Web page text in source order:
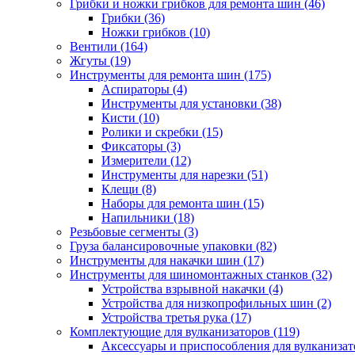
Грибки и ножки грибков для ремонта шин (46)
Грибки (36)
Ножки грибков (10)
Вентили (164)
Жгуты (19)
Инструменты для ремонта шин (175)
Аспираторы (4)
Инструменты для установки (38)
Кисти (10)
Ролики и скребки (15)
Фиксаторы (3)
Измерители (12)
Инструменты для нарезки (51)
Клещи (8)
Наборы для ремонта шин (15)
Напильники (18)
Резьбовые сегменты (3)
Груза балансировочные упаковки (82)
Инструменты для накачки шин (17)
Инструменты для шиномонтажных станков (32)
Устройства взрывной накачки (4)
Устройства для низкопрофильных шин (2)
Устройства третья рука (17)
Комплектующие для вулканизаторов (119)
Аксессуары и приспособления для